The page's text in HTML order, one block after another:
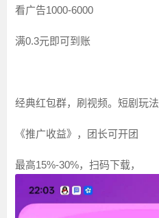
看广告1000-6000
满0.3元即可到账
经典红包群，刷视频。短剧玩法
《推广收益》，团长可开团
最高15%-30%，扫码下载，